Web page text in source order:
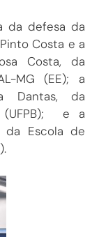
da defesa da
Costa e a
Costa, da
MG (EE); a
Dantas, da
(UFPB); e a
da Escola de